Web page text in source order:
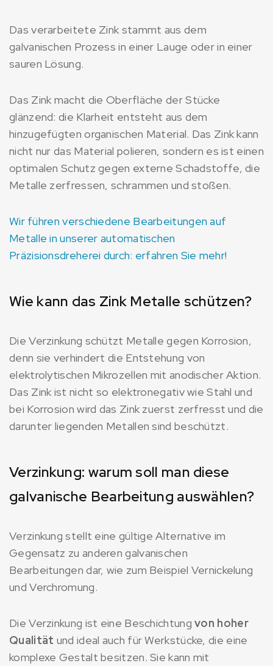
Das verarbeitete Zink stammt aus dem
galvanischen Prozess in einer Lauge oder in einer
sauren Lösung.
Das Zink macht die Oberfläche der Stücke
glänzend: die Klarheit entsteht aus dem
hinzugefügten organischen Material. Das Zink kann
nicht nur das Material polieren, sondern es ist einen
optimalen Schutz gegen externe Schadstoffe, die
Metalle zerfressen, schrammen und stoßen.
Wir führen verschiedene Bearbeitungen auf
Metalle in unserer automatischen
Präzisionsdreherei durch: erfahren Sie mehr!
Wie kann das Zink Metalle schützen?
Die Verzinkung schützt Metalle gegen Korrosion,
denn sie verhindert die Entstehung von
elektrolytischen Mikrozellen mit anodischer Aktion.
Das Zink ist nicht so elektronegativ wie Stahl und
bei Korrosion wird das Zink zuerst zerfresst und die
darunter liegenden Metallen sind beschützt.
Verzinkung: warum soll man diese
galvanische Bearbeitung auswählen?
Verzinkung stellt eine gültige Alternative im
Gegensatz zu anderen galvanischen
Bearbeitungen dar, wie zum Beispiel Vernickelung
und Verchromung.
Die Verzinkung ist eine Beschichtungvon hoher
Qualität und ideal auch für Werkstücke, die eine
komplexe Gestalt besitzen. Sie kann mit